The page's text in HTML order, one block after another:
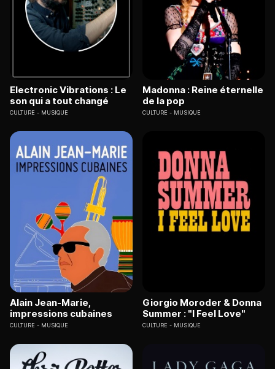
Electronic Vibrations : Le
son qui a tout changé
CULTURE MUSIQUE
Madonna : Reine éternelle
de la pop
CULTURE MUSIQUE
Alain Jean-Marie,
impressions cubaines
CULTURE MUSIQUE
Giorgio Moroder & Donna
Summer : "I Feel Love"
CULTURE MUSIQUE